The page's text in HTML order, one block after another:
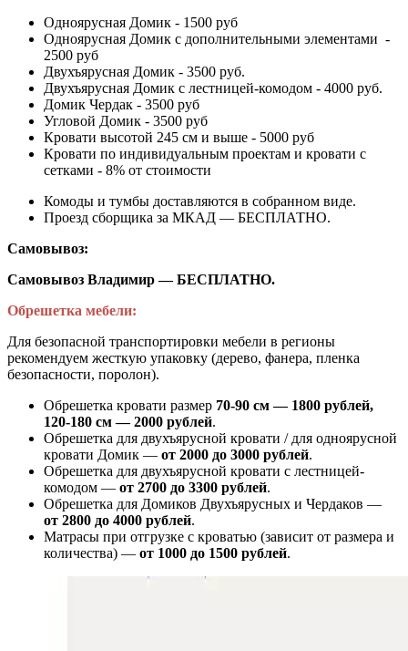
Одноярусная Домик - 1500 руб
Одноярусная Домик с дополнительными элементами -
2500 руб
Двухъярусная Домик - 3500 руб.
Двухъярусная Домик с лестницей-комодом - 4000 руб.
Домик Чердак - 3500 руб
Угловой Домик - 3500 руб
Кровати высотой 245 см и выше - 5000 руб
Кровати по индивидуальным проектам и кровати с
сетками - 8% от стоимости
Комоды и тумбы доставляются в собранном виде.
Проезд сборщика за МКАД — БЕСПЛАТНО.
Самовывоз:
Самовывоз Владимир — БЕСПЛАТНО.
Обрешетка мебели:
Для безопасной транспортировки мебели в регионы
рекомендуем жесткую упаковку (дерево, фанера, пленка
безопасности, поролон).
Обрешетка кровати размер 70-90 см — 1800 рублей,
120-180 см — 2000 рублей.
Обрешетка для двухъярусной кровати / для одноярусной
кровати Домик — от 2000 до 3000 рублей.
Обрешетка для двухъярусной кровати с лестницей-
комодом — от 2700 до 3300 рублей.
Обрешетка для Домиков Двухъярусных и Чердаков —
от 2800 до 4000 рублей.
Матрасы при отгрузке с кроватью (зависит от размера и
количества) — от 1000 до 1500 рублей.